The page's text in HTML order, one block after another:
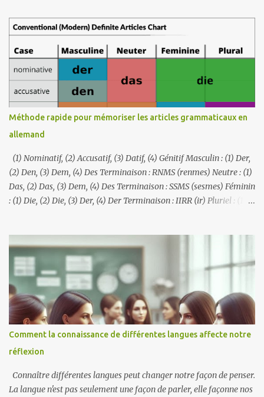
capacités extraordinaires, ils sont le fruit de leur dévouement, de
langues peuvent être similaires ou identiques de diverses
manières, par exemple par le biais d'un vocabulaire, d'une
grammaire ou de racines historiques communes. Dans cet article,
vous découvrirez quelques exemples de langues similaires ou
identiques que vous pouvez apprendre en peu de temps : 1. Langues
Mutuellement Intelligibles Espagnol et portugais : Les locuteurs de
ces deux langues romanes peuvent souvent se comprendre dans
une certaine mesure, notamment so...
Méthode rapide pour mémoriser les articles grammaticaux en
allemand
(1) Nominatif, (2) Accusatif, (3) Datif, (4) Génitif Masculin : (1) Der,
(2) Den, (3) Dem, (4) Des Terminaison : RNMS (renmes) Neutre : (1)
Das, (2) Das, (3) Dem, (4) Des Terminaison : SSMS (sesmes) Féminin
: (1) Die, (2) Die, (3) Der, (4) Der Terminaison : IIRR (ir) Pluriel : (1)
Comment la connaissance de différentes langues affecte notre
réflexion
Connaître différentes langues peut changer notre façon de penser.
La langue n'est pas seulement une façon de parler, elle façonne nos